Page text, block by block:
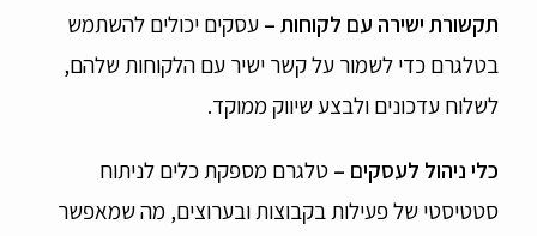
תקשורת ישירה עם לקוחות – עסקים יכולים להשתמש
בטלגרם כדי לשמור על קשר ישיר עם הלקוחות שלהם,
לשלוח עדכונים ולבצע שיווק ממוקד.
כלי ניהול לעסקים – טלגרם מספקת כלים לניתוח
סטטיסטי של פעילות בקבוצות ובערוצים, מה שמאפשר